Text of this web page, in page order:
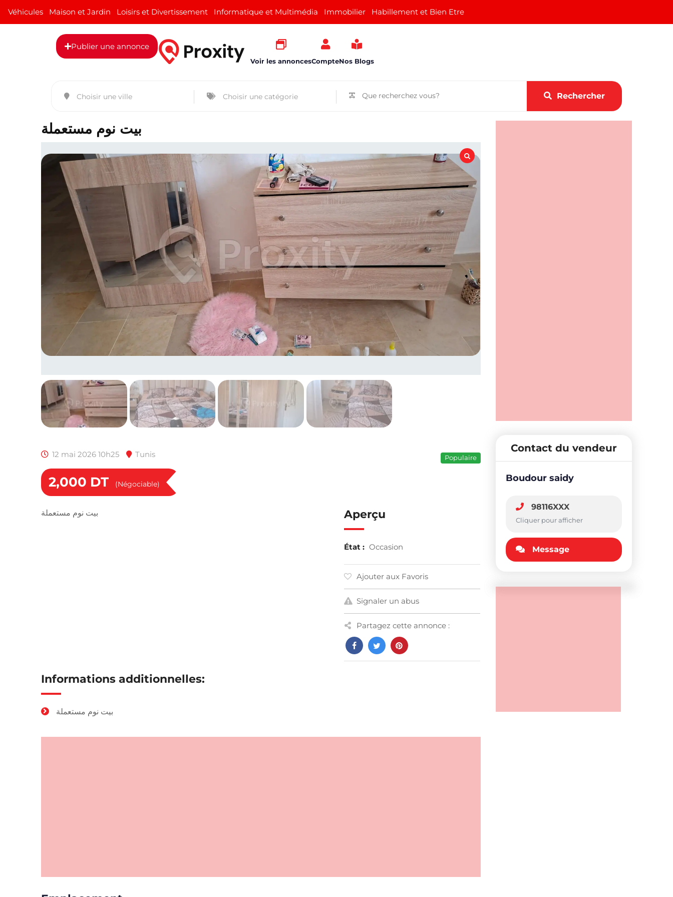
Véhicules Maison et Jardin Loisirs et Divertissement Informatique et Multimédia Immobilier Habillement et Bien Etre
Publier une annonce
Voir les annoncesCompteNos Blogs
Rechercher
بيت نوم مستعملة
12 mai 2026 10h25 Tunis Populaire
2,000 DT (Négociable)
بيت نوم مستعملة Aperçu
État : Occasion
Ajouter aux Favoris
Signaler un abus
Partagez cette annonce :
Informations additionnelles:
بيت نوم مستعملة
Contact du vendeur
Boudour saidy
98116XXX
Cliquer pour afficher
Message